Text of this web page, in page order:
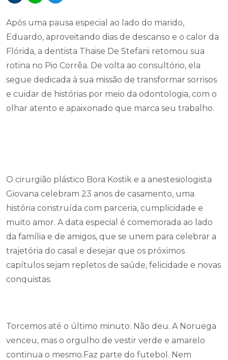
Após uma pausa especial ao lado do marido,
Eduardo, aproveitando dias de descanso e o calor da
Flórida, a dentista Thaise De Stefani retomou sua
rotina no Pio Corrêa. De volta ao consultório, ela
segue dedicada à sua missão de transformar sorrisos
e cuidar de histórias por meio da odontologia, com o
olhar atento e apaixonado que marca seu trabalho.
O cirurgião plástico Bora Kostik e a anestesiologista
Giovana celebram 23 anos de casamento, uma
história construída com parceria, cumplicidade e
muito amor. A data especial é comemorada ao lado
da família e de amigos, que se unem para celebrar a
trajetória do casal e desejar que os próximos
capítulos sejam repletos de saúde, felicidade e novas
conquistas.
Torcemos até o último minuto. Não deu. A Noruega
venceu, mas o orgulho de vestir verde e amarelo
continua o mesmo.Faz parte do futebol. Nem